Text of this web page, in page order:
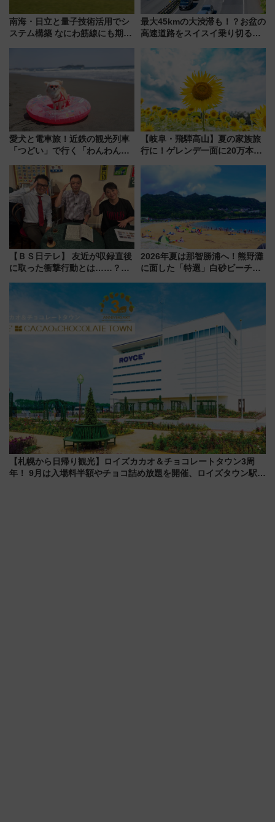
南海・日立と量子技術活用でシ
ステム構築 なにわ筋線にも期待
最大45kmの大渋滞も！？お盆の
高速道路をスイスイ乗り切る快
愛犬と電車旅！近鉄の観光列車
「つどい」で行く「わんわん列
める日帰りツアー
【岐阜・飛騨高山】夏の家族旅
行に！ゲレンデ一面に20万本の
アひまわり園」開園
【ＢＳ日テレ】 友近が収録直後
に取った衝撃行動とは……？
で極上の夏祭り鉄道旅を放送
2026年夏は那智勝浦へ！熊野灘
に面した「特選」白砂ビーチは
【札幌から日帰り観光】ロイズカカオ＆チョコレートタウン3周
年！ 9月は入場料半額やチョコ詰め放題を開催、ロイズタウン駅か